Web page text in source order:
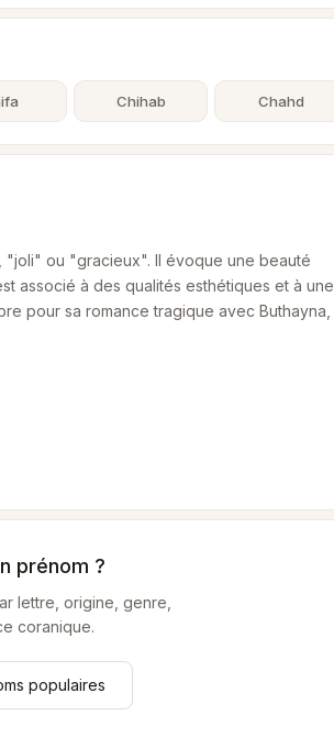
Chihab Chahd
"joli" ou "gracieux". Il évoque une beauté
associé à des qualités esthétiques et à une
pour sa romance tragique avec Buthayna,
prénom ?
lettre, origine, genre,
coranique.
populaires